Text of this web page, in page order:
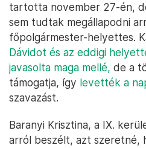
tartotta november 27-én,
sem tudtak megállapodni
főpolgármester-helyettes.
Dávidot és az eddigi
javasolta maga mellé, de a
támogatja, így levették a
szavazást.
Baranyi Krisztina, a IX.
arról beszélt, azt szeretné,